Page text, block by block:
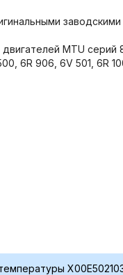
заводскими
MTU серий
6R 906, 6V 501, 6R